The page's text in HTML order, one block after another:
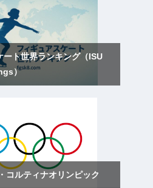
ート世界ランキング（ISU
）
コルティナオリンピック